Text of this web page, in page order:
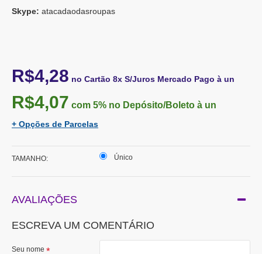
Skype: atacadaodasroupas
R$4,28 no Cartão 8x S/Juros Mercado Pago à un
R$4,07 com 5% no Depósito/Boleto à un
+ Opções de Parcelas
TAMANHO: Único
AVALIAÇÕES
ESCREVA UM COMENTÁRIO
Seu nome